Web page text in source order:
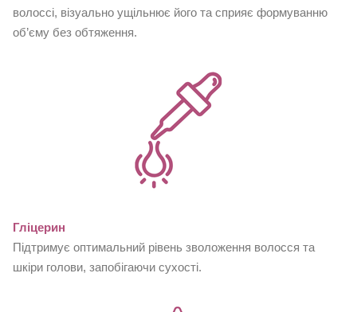
волоссі, візуально ущільнює його та сприяє формуванню
об’єму без обтяження.
Гліцерин
Підтримує оптимальний рівень зволоження волосся та
шкіри голови, запобігаючи сухості.